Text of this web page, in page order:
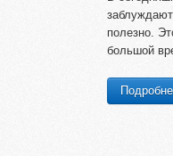
полезно.
большой